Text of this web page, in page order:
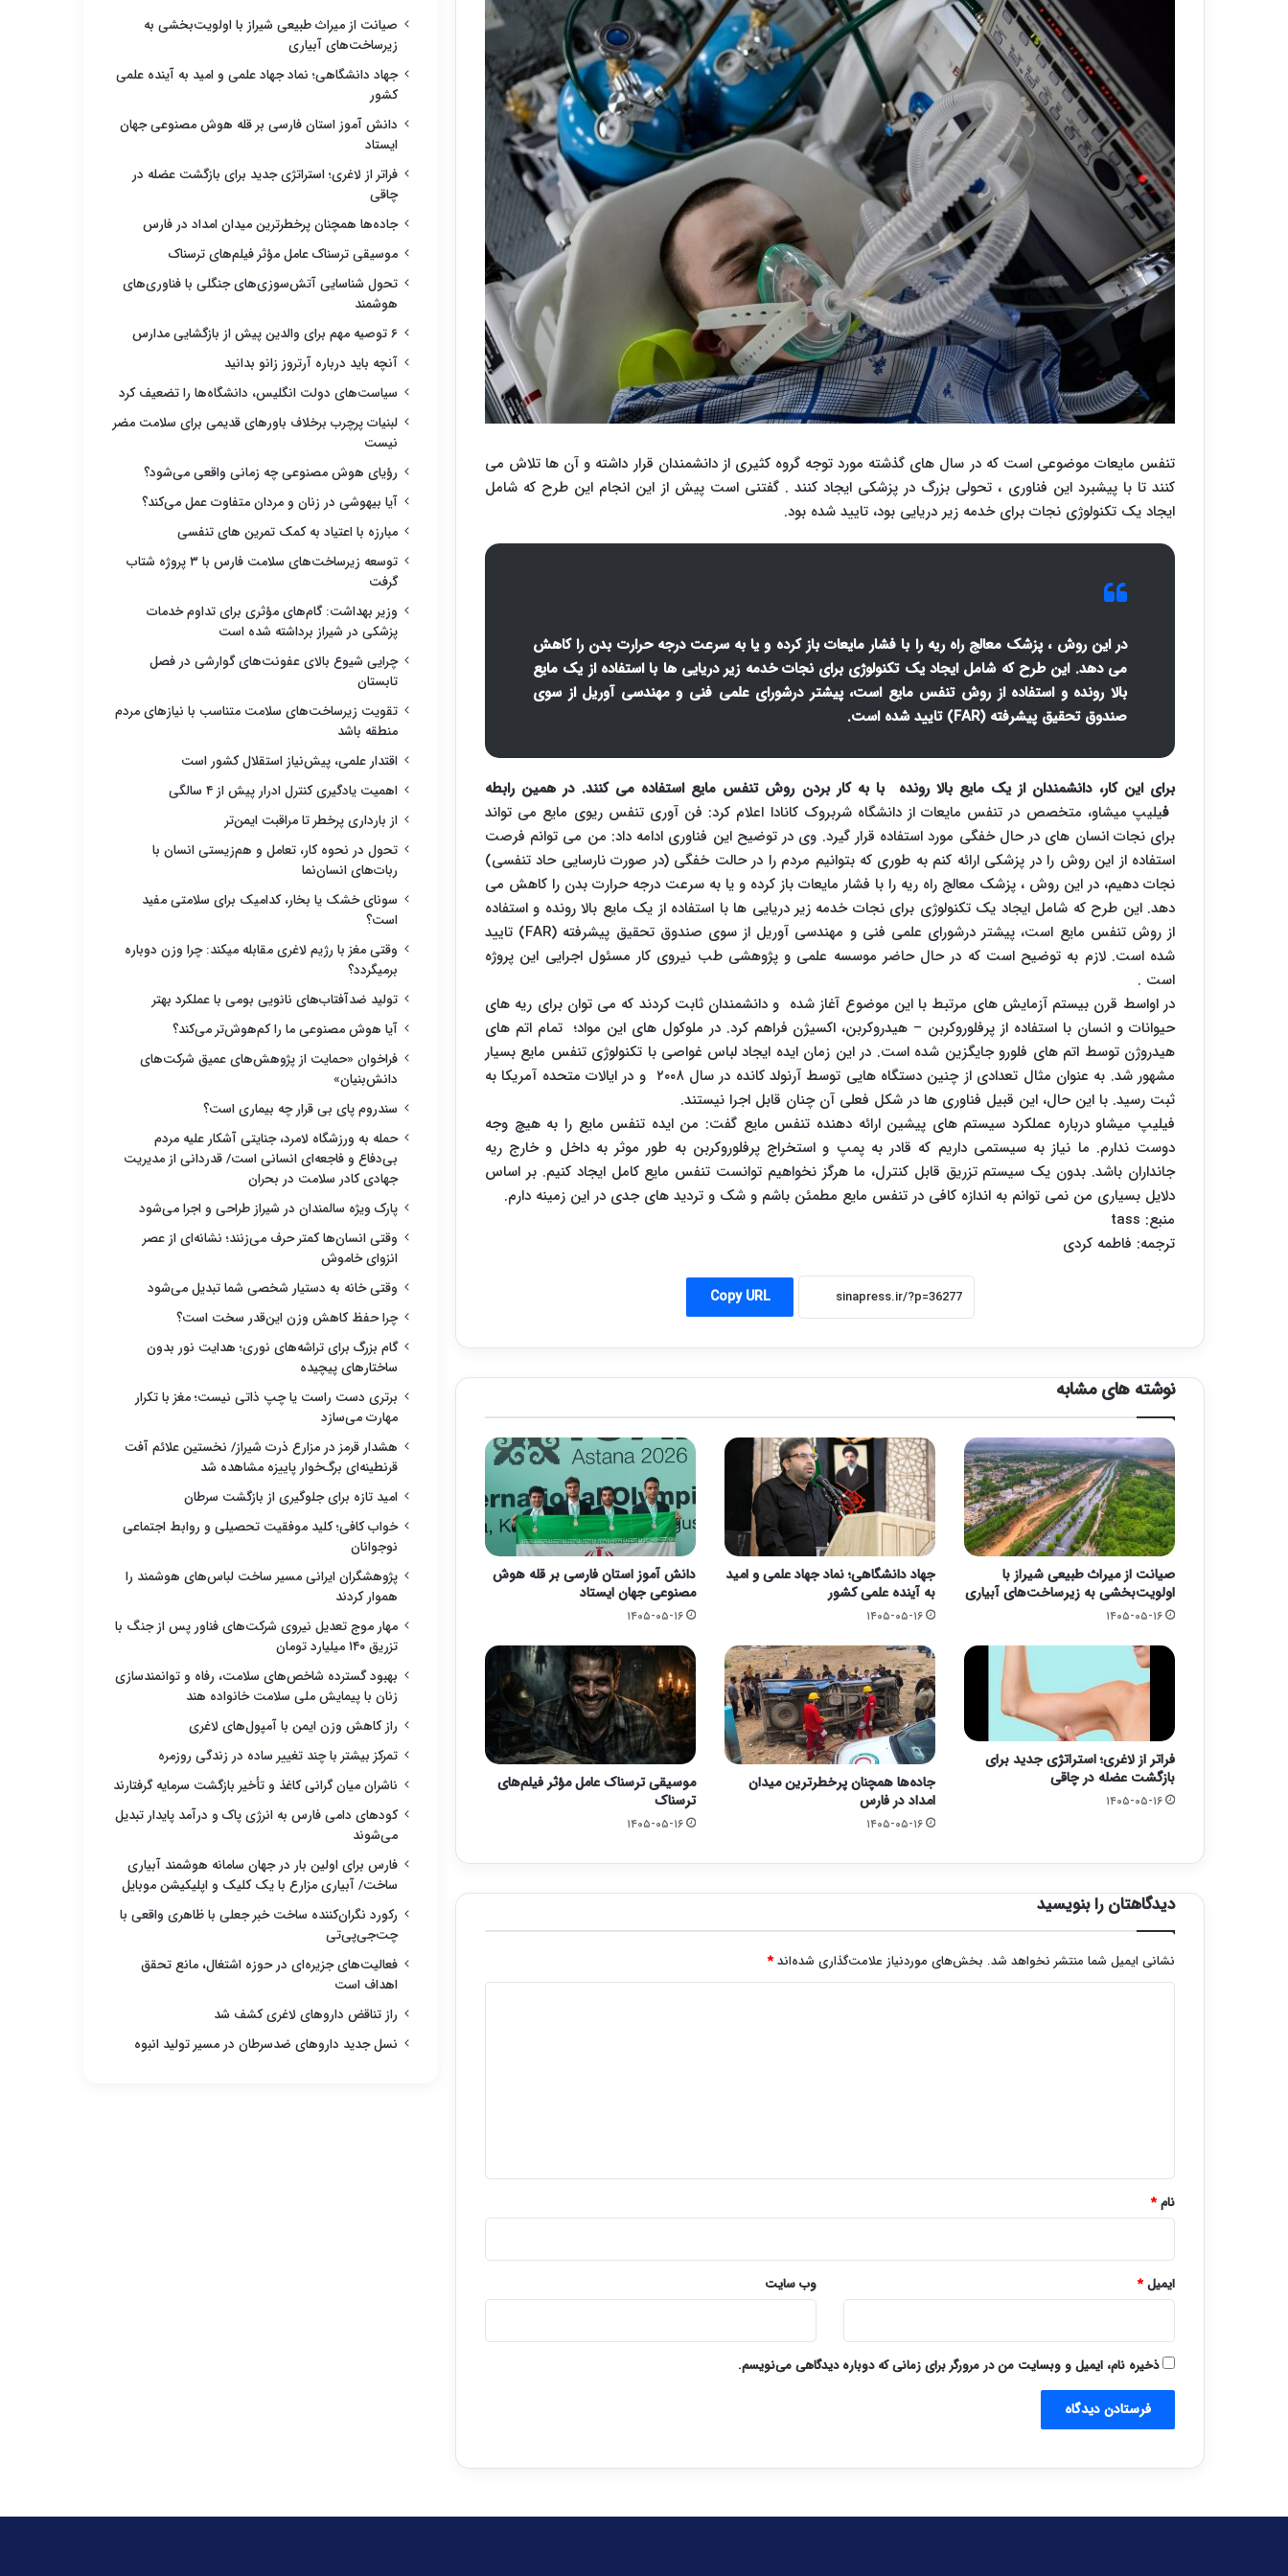
تنفس مایعات موضوعی است که در سال های گذشته مورد توجه گروه کثیری از دانشمندان قرار داشته و آن ها تلاش می
کنند تا با پیشبرد این فناوری ، تحولی بزرگ در پزشکی ایجاد کنند . گفتنی است پیش از این انجام این طرح که شامل
ایجاد یک تکنولوژی نجات برای خدمه زیر دریایی بود، تایید شده بود.
در این روش ، پزشک معالج راه ریه را با فشار مایعات باز کرده و یا به سرعت درجه حرارت بدن را کاهش
می دهد. این طرح که شامل ایجاد یک تکنولوژی برای نجات خدمه زیر دریایی ها با استفاده از یک مایع
بالا رونده و استفاده از روش تنفس مایع است، پیشتر درشورای علمی فنی و مهندسی آوریل از سوی
صندوق تحقیق پیشرفته (FAR) تایید شده است.
برای این کار، دانشمندان از یک مایع بالا رونده با به کار بردن روش تنفس مایع استفاده می کنند. در همین رابطه
فیلیپ میشاو، متخصص در تنفس مایعات از دانشگاه شربروک کانادا اعلام کرد: فن آوری تنفس ریوی مایع می تواند
برای نجات انسان های در حال خفگی مورد استفاده قرار گیرد. وی در توضیح این فناوری ادامه داد: من می توانم فرصت
استفاده از این روش را در پزشکی ارائه کنم به طوری که بتوانیم مردم را در حالت خفگی (در صورت نارسایی حاد تنفسی)
نجات دهیم، در این روش ، پزشک معالج راه ریه را با فشار مایعات باز کرده و یا به سرعت درجه حرارت بدن را کاهش می
دهد. این طرح که شامل ایجاد یک تکنولوژی برای نجات خدمه زیر دریایی ها با استفاده از یک مایع بالا رونده و استفاده
از روش تنفس مایع است، پیشتر درشورای علمی فنی و مهندسی آوریل از سوی صندوق تحقیق پیشرفته (FAR) تایید
شده است. لازم به توضیح است که در حال حاضر موسسه علمی و پژوهشی طب نیروی کار مسئول اجرایی این پروژه
است .
در اواسط قرن بیستم آزمایش های مرتبط با این موضوع آغاز شده و دانشمندان ثابت کردند که می توان برای ریه های
حیوانات و انسان با استفاده از پرفلوروکربن – هیدروکربن، اکسیژن فراهم کرد. در ملوکول های این مواد؛ تمام اتم های
هیدروژن توسط اتم های فلورو جایگزین شده است. در این زمان ایده ایجاد لباس غواصی با تکنولوژی تنفس مایع بسیار
مشهور شد. به عنوان مثال تعدادی از چنین دستگاه هایی توسط آرنولد کانده در سال ۲۰۰۸ و در ایالات متحده آمریکا به
ثبت رسید. با این حال، این قبیل فناوری ها در شکل فعلی آن چنان قابل اجرا نیستند.
فیلیپ میشاو درباره عملکرد سیستم های پیشین ارائه دهنده تنفس مایع گفت: من ایده تنفس مایع را به هیچ وجه
دوست ندارم. ما نیاز به سیستمی داریم که قادر به پمپ و استخراج پرفلوروکربن به طور موثر به داخل و خارج ریه
جانداران باشد. بدون یک سیستم تزریق قابل کنترل، ما هرگز نخواهیم توانست تنفس مایع کامل ایجاد کنیم. بر اساس
دلایل بسیاری من نمی توانم به اندازه کافی در تنفس مایع مطمئن باشم و شک و تردید های جدی در این زمینه دارم.
منبع: tass
ترجمه: فاطمه کردی
Copy URL
نوشته های مشابه
صیانت از میراث طبیعی شیراز با
اولویت‌بخشی به زیرساخت‌های آبیاری
۱۴۰۵-۰۵-۱۶
جهاد دانشگاهی؛ نماد جهاد علمی و امید
به آینده علمی کشور
۱۴۰۵-۰۵-۱۶
دانش آموز استان فارسی بر قله هوش
مصنوعی جهان ایستاد
۱۴۰۵-۰۵-۱۶
فراتر از لاغری؛ استراتژی جدید برای
بازگشت عضله در چاقی
۱۴۰۵-۰۵-۱۶
جاده‌ها همچنان پرخطرترین میدان
امداد در فارس
۱۴۰۵-۰۵-۱۶
موسیقی ترسناک عامل مؤثر فیلم‌های
ترسناک
۱۴۰۵-۰۵-۱۶
دیدگاهتان را بنویسید
نشانی ایمیل شما منتشر نخواهد شد. بخش‌های موردنیاز علامت‌گذاری شده‌اند*
نام*
ایمیل* وب‌ سایت
ذخیره نام، ایمیل و وبسایت من در مرورگر برای زمانی که دوباره دیدگاهی می‌نویسم.
صیانت از میراث طبیعی شیراز با اولویت‌بخشی به
زیرساخت‌های آبیاری
جهاد دانشگاهی؛ نماد جهاد علمی و امید به آینده علمی
کشور
دانش آموز استان فارسی بر قله هوش مصنوعی جهان
ایستاد
فراتر از لاغری؛ استراتژی جدید برای بازگشت عضله در
چاقی
جاده‌ها همچنان پرخطرترین میدان امداد در فارس
موسیقی ترسناک عامل مؤثر فیلم‌های ترسناک
تحول شناسایی آتش‌سوزی‌های جنگلی با فناوری‌های
هوشمند
۶ توصیه مهم برای والدین پیش از بازگشایی مدارس
آنچه باید درباره آرتروز زانو بدانید
سیاست‌های دولت انگلیس، دانشگاه‌ها را تضعیف کرد
لبنیات پرچرب برخلاف باورهای قدیمی برای سلامت مضر
نیست
رؤیای هوش مصنوعی چه زمانی واقعی می‌شود؟
آیا بیهوشی در زنان و مردان متفاوت عمل می‌کند؟
مبارزه با اعتیاد به کمک تمرین های تنفسی
توسعه زیرساخت‌های سلامت فارس با ۳ پروژه شتاب
گرفت
وزیر بهداشت: گام‌های مؤثری برای تداوم خدمات
پزشکی در شیراز برداشته شده است
چرایی شیوع بالای عفونت‌های گوارشی در فصل
تابستان
تقویت زیرساخت‌های سلامت متناسب با نیازهای مردم
منطقه باشد
اقتدار علمی، پیش‌نیاز استقلال کشور است
اهمیت یادگیری کنترل ادرار پیش از ۴ سالگی
از بارداری پرخطر تا مراقبت ایمن‌تر
تحول در نحوه کار، تعامل و هم‌زیستی انسان با
ربات‌های انسان‌نما
سونای خشک یا بخار، کدامیک برای سلامتی مفید
است؟
وقتی مغز با رژیم لاغری مقابله میکند: چرا وزن دوباره
برمیگردد؟
تولید ضدآفتاب‌های نانویی بومی با عملکرد بهتر
آیا هوش مصنوعی ما را کم‌هوش‌تر می‌کند؟
فراخوان «حمایت از پژوهش‌های عمیق شرکت‌های
دانش‌بنیان»
سندروم پای بی قرار چه بیماری است؟
حمله به ورزشگاه لامرد، جنایتی آشکار علیه مردم
بی‌دفاع و فاجعه‌ای انسانی است/ قدردانی از مدیریت
جهادی کادر سلامت در بحران
پارک ویژه سالمندان در شیراز طراحی و اجرا می‌شود
وقتی انسان‌ها کمتر حرف می‌زنند؛ نشانه‌ای از عصر
انزوای خاموش
وقتی خانه به دستیار شخصی شما تبدیل می‌شود
چرا حفظ کاهش وزن این‌قدر سخت است؟
گام بزرگ برای تراشه‌های نوری؛ هدایت نور بدون
ساختارهای پیچیده
برتری دست راست یا چپ ذاتی نیست؛ مغز با تکرار
مهارت می‌سازد
هشدار قرمز در مزارع ذرت شیراز/ نخستین علائم آفت
قرنطینه‌ای برگ‌خوار پاییزه مشاهده شد
امید تازه برای جلوگیری از بازگشت سرطان
خواب کافی؛ کلید موفقیت تحصیلی و روابط اجتماعی
نوجوانان
پژوهشگران ایرانی مسیر ساخت لباس‌های هوشمند را
هموار کردند
مهار موج تعدیل نیروی شرکت‌های فناور پس از جنگ با
تزریق ۱۴۰ میلیارد تومان
بهبود گسترده شاخص‌های سلامت، رفاه و توانمندسازی
زنان با پیمایش ملی سلامت خانواده هند
راز کاهش وزن ایمن با آمپول‌های لاغری
تمرکز بیشتر با چند تغییر ساده در زندگی روزمره
ناشران میان گرانی کاغذ و تأخیر بازگشت سرمایه گرفتارند
کودهای دامی فارس به انرژی پاک و درآمد پایدار تبدیل
می‌شوند
فارس برای اولین بار در جهان سامانه هوشمند آبیاری
ساخت/ آبیاری مزارع با یک کلیک و اپلیکیشن موبایل
رکورد نگران‌کننده ساخت خبر جعلی با ظاهری واقعی با
چت‌جی‌پی‌تی
فعالیت‌های جزیره‌ای در حوزه اشتغال، مانع تحقق
اهداف است
راز تناقض داروهای لاغری کشف شد
نسل جدید داروهای ضدسرطان در مسیر تولید انبوه